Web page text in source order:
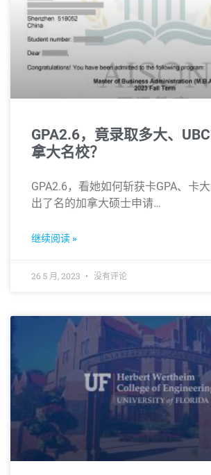
GPA2.6，竟录取多大、
拿大名校？
GPA2.6，看她如何斩获卡GPA、卡
出了名的加拿大硕士申请…
继续阅读 »
26 5 月, 2023 没有评论